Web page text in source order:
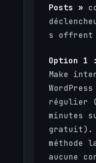
Posts »
s offrent
Option
Make
régulier
minutes
gratuit).
méthode
aucune